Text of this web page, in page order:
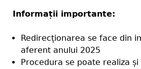
Informații importante:
Redirecționarea se face din
aferent anului 2025
Procedura se poate realiza și